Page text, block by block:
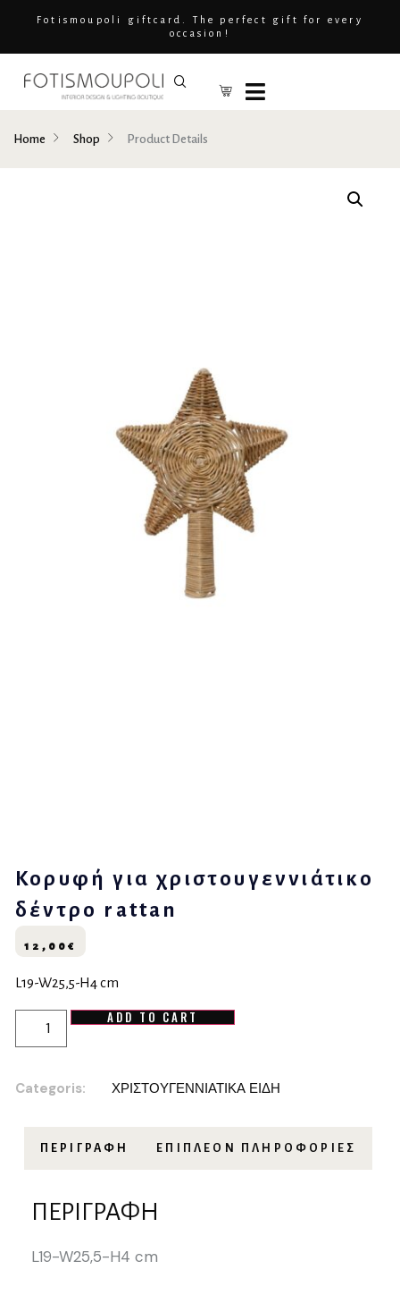
Fotismoupoli giftcard. The perfect gift for every
occasion!
Home Shop Product Details
Κορυφή για χριστουγεννιάτικο
δέντρο rattan
12,00€
L19-W25,5-H4 cm
ADD TO CART
Categoris: ΧΡΙΣΤΟΥΓΕΝΝΙΑΤΙΚΑ ΕΙΔΗ
ΠΕΡΙΓΡΑΦΉ ΕΠΙΠΛΈΟΝ ΠΛΗΡΟΦΟΡΊΕΣ
ΠΕΡΙΓΡΑΦΉ
L19-W25,5-H4 cm